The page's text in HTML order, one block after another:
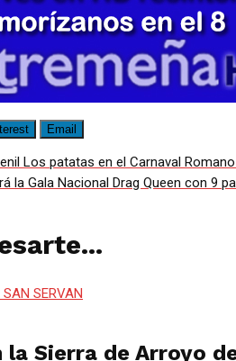
Email
Los patatas en el Carnaval
la Gala Nacional Drag Queen con 9
Sierra de Arroyo